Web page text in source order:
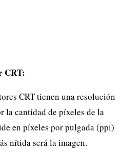
CRT:
CRT tienen una resolución
la cantidad de píxeles de la
en píxeles por pulgada (ppi)
nítida será la imagen.